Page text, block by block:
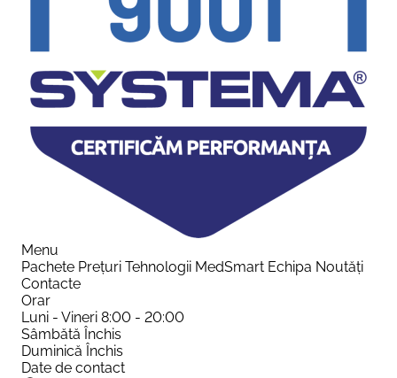
Menu
Pachete Prețuri Tehnologii MedSmart Echipa Noutăți
Contacte
Orar
Luni - Vineri 8:00 - 20:00
Sâmbătă Închis
Duminică Închis
Date de contact